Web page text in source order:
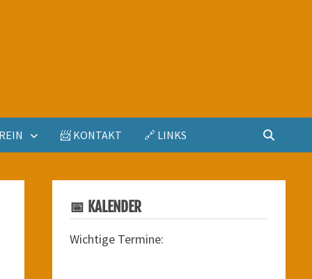
📨 KONTAKT 🔗 LINKS
📅 KALENDER
Wichtige Termine: